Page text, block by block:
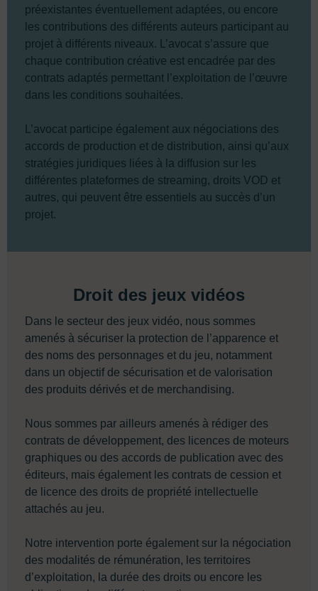
préexistantes éventuellement adaptées, ou encore
les contributions des différents auteurs participant au
projet à différents niveaux. L’avocat s’assure que
chaque contribution créative est encadrée par des
contrats adaptés permettant l’exploitation de l’œuvre
dans les conditions souhaitées.
L’avocat participe également aux négociations des
accords de production et de distribution, ainsi qu’aux
stratégies juridiques liées à la diffusion sur les
différentes plateformes de streaming, droits VOD et
autres, qui peuvent être essentiels au succès d’un
projet.
Droit des jeux vidéos
Dans le secteur des jeux vidéo, nous sommes
amenés à sécuriser la protection de l’apparence et
des noms des personnages et du jeu, notamment
dans un objectif de sécurisation et de valorisation
des produits dérivés et de merchandising.
Nous sommes par ailleurs amenés à rédiger des
contrats de développement, des licences de moteurs
graphiques ou des accords de publication avec des
éditeurs, mais également les contrats de cession et
de licence des droits de propriété intellectuelle
attachés au jeu.
Notre intervention porte également sur la négociation
des modalités de rémunération, les territoires
d’exploitation, la durée des droits ou encore les